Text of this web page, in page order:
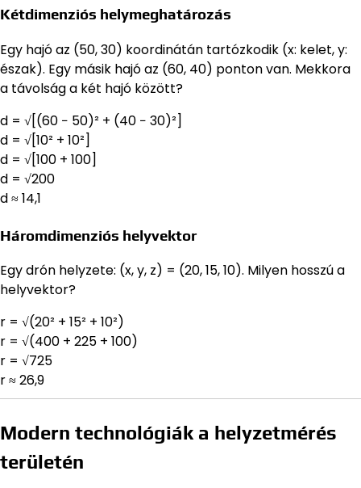
Kétdimenziós helymeghatározás
Egy hajó az (50, 30) koordinátán tartózkodik (x: kelet, y:
észak). Egy másik hajó az (60, 40) ponton van. Mekkora
a távolság a két hajó között?
d = √[(60 − 50)² + (40 − 30)²]
d = √[10² + 10²]
d = √[100 + 100]
d = √200
d ≈ 14,1
Háromdimenziós helyvektor
Egy drón helyzete: (x, y, z) = (20, 15, 10). Milyen hosszú a
helyvektor?
r = √(20² + 15² + 10²)
r = √(400 + 225 + 100)
r = √725
r ≈ 26,9
Modern technológiák a helyzetmérés
területén